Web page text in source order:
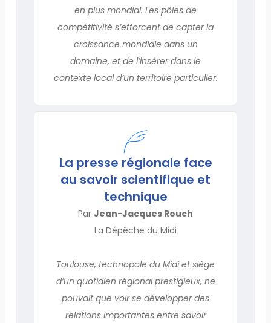
en plus mondial. Les pôles de
compétitivité s’efforcent de capter la
croissance mondiale dans un
domaine, et de l’insérer dans le
contexte local d’un territoire particulier.
La presse régionale face
au savoir scientifique et
technique
Par Jean-Jacques Rouch
La Dépêche du Midi
Toulouse, technopole du Midi et siège
d’un quotidien régional prestigieux, ne
pouvait que voir se développer des
relations importantes entre savoir